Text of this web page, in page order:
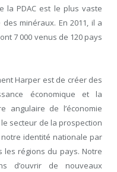
la PDAC est le plus vaste
minéraux. En 2011, il a
7 000 venus de 120 pays
Harper est de créer des
économique et la
angulaire de l’économie
secteur de la prospection
identité nationale par
régions du pays. Notre
d’ouvrir de nouveaux